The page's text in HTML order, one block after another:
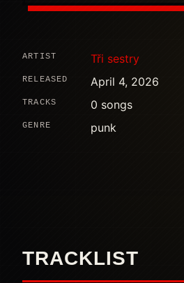
ARTIST Tři sestry
RELEASED April 4, 2026
TRACKS 0 songs
GENRE punk
TRACKLIST